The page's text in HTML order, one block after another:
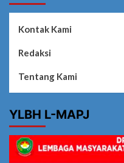
Kontak Kami
Redaksi
Tentang Kami
YLBH L-MAPJ